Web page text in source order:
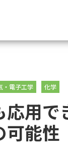
・電子工学 化学
用で
可能性